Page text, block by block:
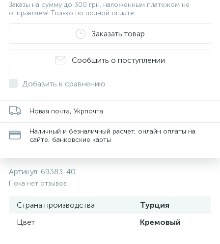
Заказы на сумму до 300 грн. наложенным платежом не
отправляем! Только по полной оплате.
Заказать товар
Сообщить о поступлении
Добавить к сравнению
Новая почта, Укрпочта
Наличный и безналичный расчет, онлайн оплаты на
сайте, банковские карты
Артикул: 69383-40
Пока нет отзывов
Страна производства
Турция
Цвет
Кремовый